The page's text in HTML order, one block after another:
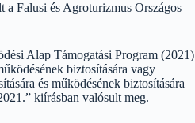
a Falusi és Agroturizmus Országos
Alap Támogatási Program (2021)
biztosítására vagy
és működésének biztosítására
kiírásban valósult meg.